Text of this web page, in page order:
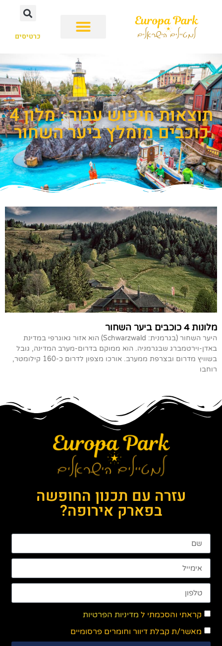
כרטיסים
תוצאות חיפוש עבור : מלון 4
כוכבים מומלץ ביער השחור
מלונות 4 כוכבים ביער השחור
היער השחור (בגרמנית: Schwarzwald) הוא אזור גאוגרפי במדינת
באדן-וירטמברג שבגרמניה. הוא ממוקם בדרום-מערב המדינה, גובל
בשוויץ מדרום ובצרפת ממערב. אורכו מצפון לדרום כ-160 קילומטר,
רוחבו
עזרה עם תכנון החופשה
בפארק אירופה?
קראתי והסכמתי ל מדיניות הפרטיות
מאשר/ת קבלת דיוור וחומרים פרסומיים